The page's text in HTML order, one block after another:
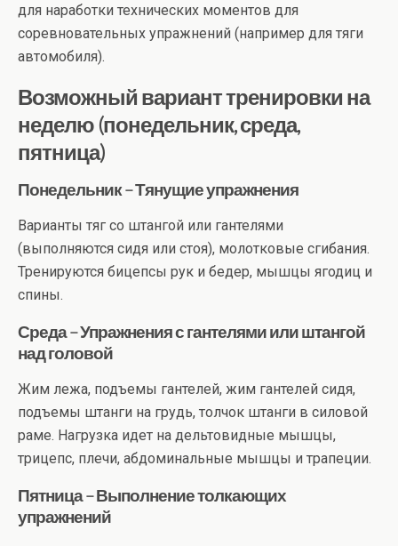
для наработки технических моментов для
соревновательных упражнений (например для тяги
автомобиля).
Возможный вариант тренировки на
неделю (понедельник, среда,
пятница)
Понедельник – Тянущие упражнения
Варианты тяг со штангой или гантелями
(выполняются сидя или стоя), молотковые сгибания.
Тренируются бицепсы рук и бедер, мышцы ягодиц и
спины.
Среда – Упражнения с гантелями или штангой
над головой
Жим лежа, подъемы гантелей, жим гантелей сидя,
подъемы штанги на грудь, толчок штанги в силовой
раме. Нагрузка идет на дельтовидные мышцы,
трицепс, плечи, абдоминальные мышцы и трапеции.
Пятница – Выполнение толкающих
упражнений